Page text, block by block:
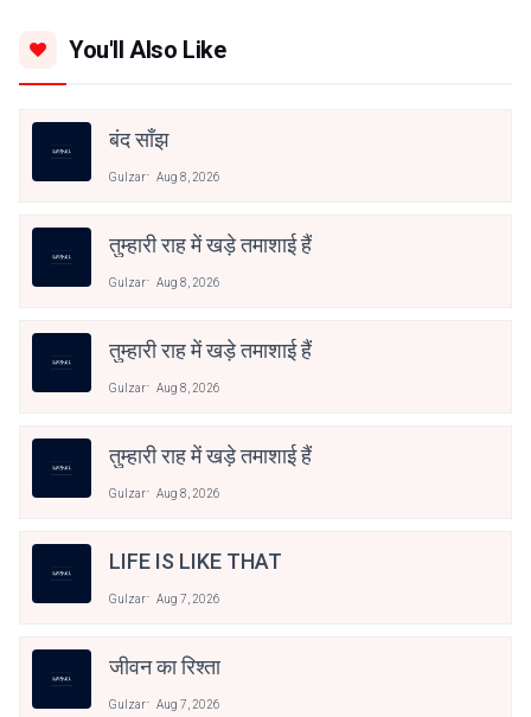
You'll Also Like
बंद साँझ
Gulzar Aug 8, 2026
तुम्हारी राह में खड़े तमाशाई हैं
Gulzar Aug 8, 2026
तुम्हारी राह में खड़े तमाशाई हैं
Gulzar Aug 8, 2026
तुम्हारी राह में खड़े तमाशाई हैं
Gulzar Aug 8, 2026
LIFE IS LIKE THAT
Gulzar Aug 7, 2026
जीवन का रिश्ता
Gulzar Aug 7, 2026